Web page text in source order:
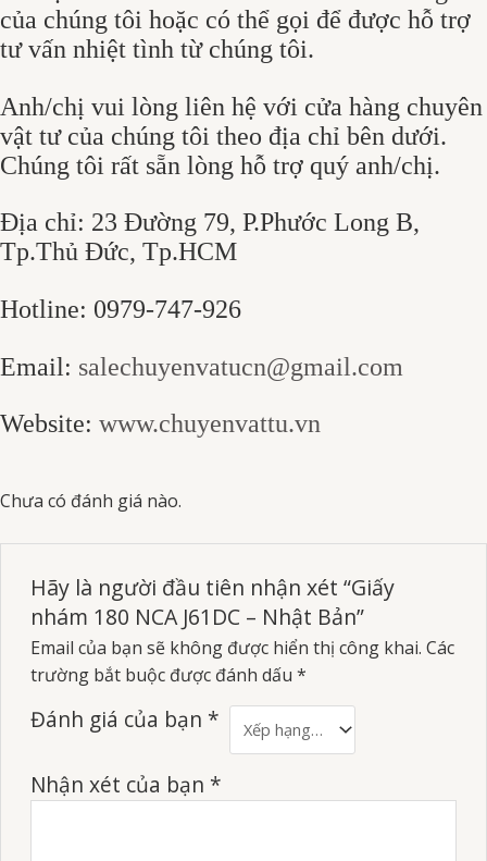
của chúng tôi hoặc có thể gọi để được hỗ trợ
tư vấn nhiệt tình từ chúng tôi.
Anh/chị vui lòng liên hệ với cửa hàng chuyên
vật tư của chúng tôi theo địa chỉ bên dưới.
Chúng tôi rất sẵn lòng hỗ trợ quý anh/chị.
Địa chỉ: 23 Đường 79, P.Phước Long B,
Tp.Thủ Đức, Tp.HCM
Hotline: 0979-747-926
Email: salechuyenvatucn@gmail.com
Website: www.chuyenvattu.vn
Chưa có đánh giá nào.
Hãy là người đầu tiên nhận xét “Giấy
nhám 180 NCA J61DC – Nhật Bản”
Email của bạn sẽ không được hiển thị công khai. Các
trường bắt buộc được đánh dấu *
Đánh giá của bạn *
Nhận xét của bạn *